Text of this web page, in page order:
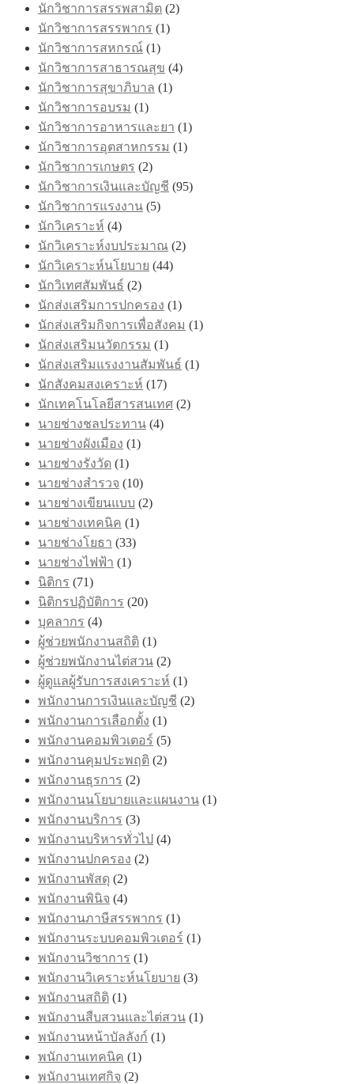
นักวิชาการสรรพสามิต (2)
นักวิชาการสรรพากร (1)
นักวิชาการสหกรณ์ (1)
นักวิชาการสาธารณสุข (4)
นักวิชาการสุขาภิบาล (1)
นักวิชาการอบรม (1)
นักวิชาการอาหารและยา (1)
นักวิชาการอุตสาหกรรม (1)
นักวิชาการเกษตร (2)
นักวิชาการเงินและบัญชี (95)
นักวิชาการแรงงาน (5)
นักวิเคราะห์ (4)
นักวิเคราะห์งบประมาณ (2)
นักวิเคราะห์นโยบาย (44)
นักวิเทศสัมพันธ์ (2)
นักส่งเสริมการปกครอง (1)
นักส่งเสริมกิจการเพื่อสังคม (1)
นักส่งเสริมนวัตกรรม (1)
นักส่งเสริมแรงงานสัมพันธ์ (1)
นักสังคมสงเคราะห์ (17)
นักเทคโนโลยีสารสนเทศ (2)
นายช่างชลประทาน (4)
นายช่างผังเมือง (1)
นายช่างรังวัด (1)
นายช่างสำรวจ (10)
นายช่างเขียนแบบ (2)
นายช่างเทคนิค (1)
นายช่างโยธา (33)
นายช่างไฟฟ้า (1)
นิติกร (71)
นิติกรปฏิบัติการ (20)
บุคลากร (4)
ผู้ช่วยพนักงานสถิติ (1)
ผู้ช่วยพนักงานไต่สวน (2)
ผู้ดูแลผู้รับการสงเคราะห์ (1)
พนักงานการเงินและบัญชี (2)
พนักงานการเลือกตั้ง (1)
พนักงานคอมพิวเตอร์ (5)
พนักงานคุมประพฤติ (2)
พนักงานธุรการ (2)
พนักงานนโยบายและแผนงาน (1)
พนักงานบริการ (3)
พนักงานบริหารทั่วไป (4)
พนักงานปกครอง (2)
พนักงานพัสดุ (2)
พนักงานพินิจ (4)
พนักงานภาษีสรรพากร (1)
พนักงานระบบคอมพิวเตอร์ (1)
พนักงานวิชาการ (1)
พนักงานวิเคราะห์นโยบาย (3)
พนักงานสถิติ (1)
พนักงานสืบสวนและไต่สวน (1)
พนักงานหน้าบัลลังก์ (1)
พนักงานเทคนิค (1)
พนักงานเทศกิจ (2)